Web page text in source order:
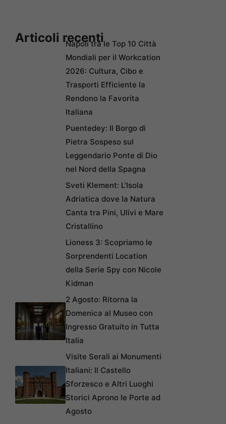
Articoli recentiNapoli tra le Top 10 Città
Mondiali per il Workcation
2026: Cultura, Cibo e
Trasporti Efficiente la
Rendono la Favorita
Italiana
Puentedey: Il Borgo di
Pietra Sospeso sul
Leggendario Ponte di Dio
nel Nord della Spagna
Sveti Klement: L’Isola
Adriatica dove la Natura
Canta tra Pini, Ulivi e Mare
Cristallino
Lioness 3: Scopriamo le
Sorprendenti Location
della Serie Spy con Nicole
Kidman
2 Agosto: Ritorna la
Domenica al Museo con
Ingresso Gratuito in Tutta
Italia
Visite Serali ai Monumenti
Italiani: Il Castello
Sforzesco e Altri Luoghi
Storici Aprono le Porte ad
Agosto